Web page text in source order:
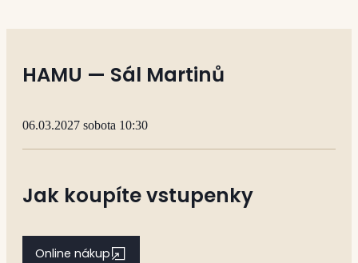
HAMU — Sál Martinů
06.03.2027 sobota 10:30
Jak koupíte vstupenky
Online nákup